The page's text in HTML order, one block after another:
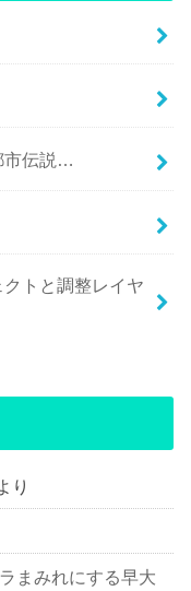
伝説…
トと調整レイヤ
り
まみれにする早大